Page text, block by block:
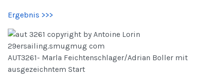
Ergebnis >>>
AUT3261- Marla Feichtenschlager/Adrian Boller mit
ausgezeichntem Start